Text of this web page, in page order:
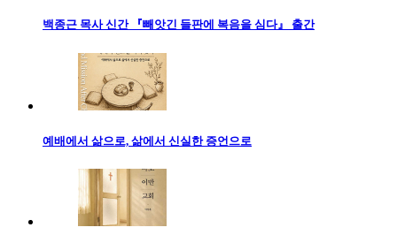
백종근 목사 신간 『빼앗긴 들판에 복음을 심다』 출간
예배에서 삶으로, 삶에서 신실한 증언으로